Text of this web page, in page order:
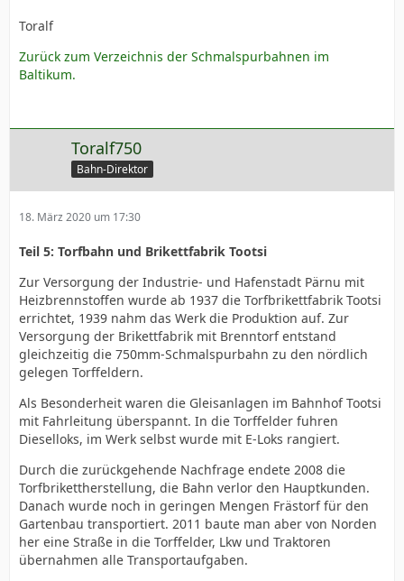
Toralf
Zurück zum Verzeichnis der Schmalspurbahnen im
Baltikum.
Toralf750
Bahn-Direktor
18. März 2020 um 17:30
Teil 5: Torfbahn und Brikettfabrik Tootsi
Zur Versorgung der Industrie- und Hafenstadt Pärnu mit
Heizbrennstoffen wurde ab 1937 die Torfbrikettfabrik Tootsi
errichtet, 1939 nahm das Werk die Produktion auf. Zur
Versorgung der Brikettfabrik mit Brenntorf entstand
gleichzeitig die 750mm-Schmalspurbahn zu den nördlich
gelegen Torffeldern.
Als Besonderheit waren die Gleisanlagen im Bahnhof Tootsi
mit Fahrleitung überspannt. In die Torffelder fuhren
Dieselloks, im Werk selbst wurde mit E-Loks rangiert.
Durch die zurückgehende Nachfrage endete 2008 die
Torfbrikettherstellung, die Bahn verlor den Hauptkunden.
Danach wurde noch in geringen Mengen Frästorf für den
Gartenbau transportiert. 2011 baute man aber von Norden
her eine Straße in die Torffelder, Lkw und Traktoren
übernahmen alle Transportaufgaben.